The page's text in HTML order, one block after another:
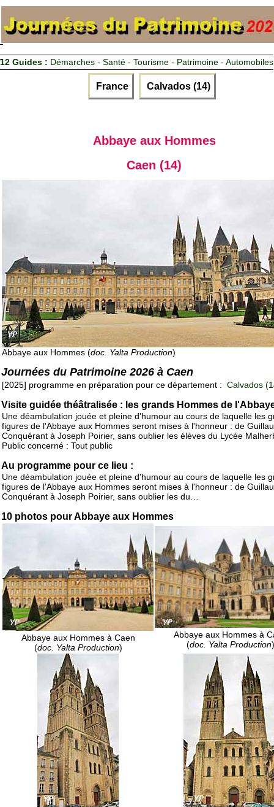
12 Guides : Démarches - Santé - Tourisme - Patrimoine - Automobiles
France Calvados (14)
Abbaye aux Hommes
Caen (14)
Abbaye aux Hommes (doc. Yalta Production)
Journées du Patrimoine 2026 à Caen
[2025] programme en préparation pour ce département : Calvados
Visite guidée théâtralisée : les grands Hommes de
Une déambulation jouée et pleine d'humour au cours de laquelle les
figures de l'Abbaye aux Hommes seront mises à l'honneur : de
Conquérant à Joseph Poirier, sans oublier les élèves du Lycée
Public concerné : Tout public
Au programme pour ce lieu :
Une déambulation jouée et pleine d'humour au cours de laquelle les
figures de l'Abbaye aux Hommes seront mises à l'honneur : de
Conquérant à Joseph Poirier, sans oublier les du…
10 photos pour Abbaye aux Hommes
Abbaye aux Hommes à Caen
(doc. Yalta Production)
Abbaye aux Hommes à
(doc. Yalta Production)